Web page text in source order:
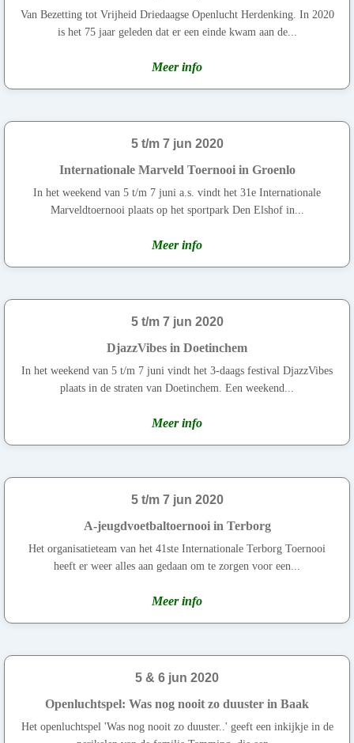
Van Bezetting tot Vrijheid Driedaagse Openlucht Herdenking. In 2020
is het 75 jaar geleden dat er een einde kwam aan de...
Meer info
5 t/m 7 jun 2020
Internationale Marveld Toernooi in Groenlo
In het weekend van 5 t/m 7 juni a.s. vindt het 31e Internationale
Marveldtoernooi plaats op het sportpark Den Elshof in...
Meer info
5 t/m 7 jun 2020
DjazzVibes in Doetinchem
In het weekend van 5 t/m 7 juni vindt het 3-daags festival DjazzVibes
plaats in de straten van Doetinchem. Een weekend...
Meer info
5 t/m 7 jun 2020
A-jeugdvoetbaltoernooi in Terborg
Het organisatieteam van het 41ste Internationale Terborg Toernooi
heeft er weer alles aan gedaan om te zorgen voor een...
Meer info
5 & 6 jun 2020
Openluchtspel: Was nog nooit zo duuster in Baak
Het openluchtspel 'Was nog nooit zo duuster..' geeft een inkijkje in de